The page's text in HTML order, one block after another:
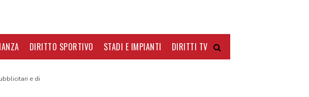
DIRITTO SPORTIVO STADI E IMPIANTI DIRITTI TV
e di